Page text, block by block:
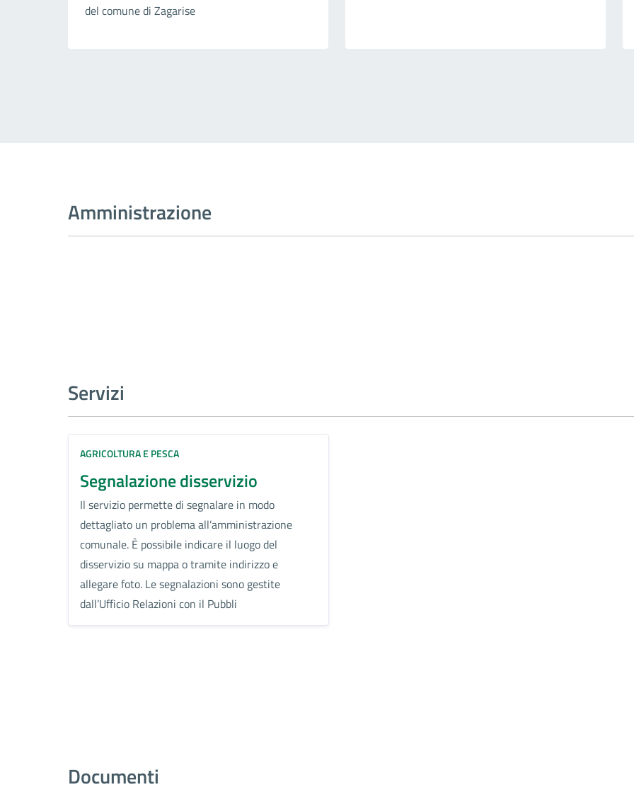
del comune di Zagarise
Amministrazione
Servizi
AGRICOLTURA E PESCA
Segnalazione disservizio
Il servizio permette di segnalare in modo
dettagliato un problema all’amministrazione
comunale. È possibile indicare il luogo del
disservizio su mappa o tramite indirizzo e
allegare foto. Le segnalazioni sono gestite
dall’Ufficio Relazioni con il Pubbli
Documenti